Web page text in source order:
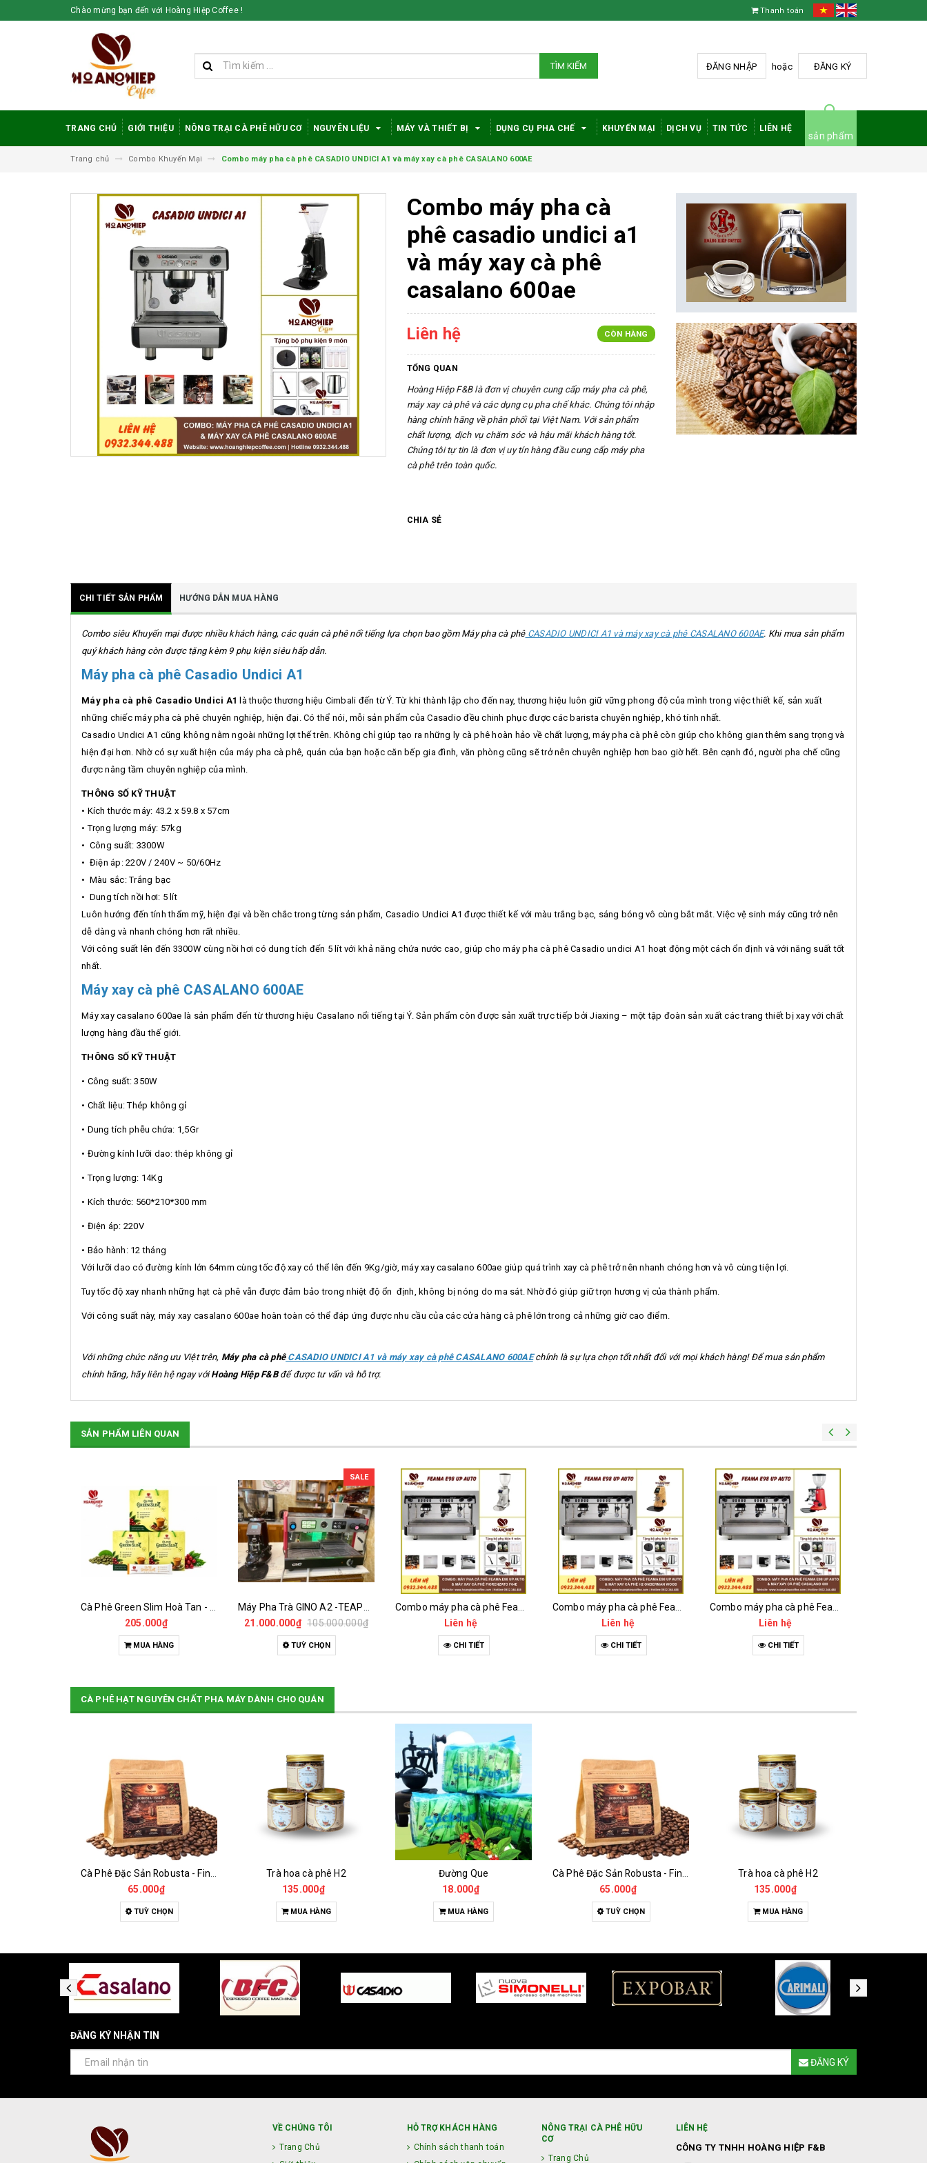
Chào mừng bạn đến với Hoàng Hiệp Coffee ! Thanh toán
TÌM KIẾM ĐĂNG NHẬP hoặc ĐĂNG KÝ
TRANG CHỦ GIỚI THIỆU NÔNG TRẠI CÀ PHÊ HỮU CƠ NGUYÊN LIỆU MÁY VÀ THIẾT BỊ DỤNG CỤ PHA CHẾ KHUYẾN MẠI DỊCH VỤ TIN TỨC LIÊN HỆ
sản phẩm
Trang chủ Combo Khuyến Mại Combo máy pha cà phê CASADIO UNDICI A1 và máy xay cà phê CASALANO 600AE
Combo máy pha cà
phê casadio undici a1
và máy xay cà phê
casalano 600ae
Liên hệ CÒN HÀNG
TỔNG QUAN
Hoàng Hiệp F&B là đơn vị chuyên cung cấp máy pha cà phê,
máy xay cà phê và các dụng cụ pha chế khác. Chúng tôi nhập
hàng chính hãng về phân phối tại Việt Nam. Với sản phẩm
chất lượng, dịch vụ chăm sóc và hậu mãi khách hàng tốt.
Chúng tôi tự tin là đơn vị uy tín hàng đầu cung cấp máy pha
cà phê trên toàn quốc.
CHIA SẺ
CHI TIẾT SẢN PHẨM HƯỚNG DẪN MUA HÀNG
Combo siêu Khuyến mại được nhiều khách hàng, các quán cà phê nổi tiếng lựa chọn bao gồm Máy pha cà phêCASADIO UNDICI A1 và máy xay cà phê CASALANO 600AE. Khi mua sản phẩm
quý khách hàng còn được tặng kèm 9 phụ kiện siêu hấp dẫn.
Máy pha cà phê Casadio Undici A1
Máy pha cà phê Casadio Undici A1 là thuộc thương hiệu Cimbali đến từ Ý. Từ khi thành lập cho đến nay, thương hiệu luôn giữ vững phong độ của mình trong việc thiết kế, sản xuất
những chiếc máy pha cà phê chuyên nghiệp, hiện đại. Có thể nói, mỗi sản phẩm của Casadio đều chinh phục được các barista chuyên nghiệp, khó tính nhất.
Casadio Undici A1 cũng không nằm ngoài những lợi thế trên. Không chỉ giúp tạo ra những ly cà phê hoàn hảo về chất lượng, máy pha cà phê còn giúp cho không gian thêm sang trọng và
hiện đại hơn. Nhờ có sự xuất hiện của máy pha cà phê, quán của bạn hoặc căn bếp gia đình, văn phòng cũng sẽ trở nên chuyên nghiệp hơn bao giờ hết. Bên cạnh đó, người pha chế cũng
được nâng tầm chuyên nghiệp của mình.
THÔNG SỐ KỸ THUẬT
• Kích thước máy: 43.2 x 59.8 x 57cm
• Trọng lượng máy: 57kg
• Công suất: 3300W
• Điện áp: 220V / 240V ~ 50/60Hz
• Màu sắc: Trắng bạc
• Dung tích nồi hơi: 5 lít
Luôn hướng đến tính thẩm mỹ, hiện đại và bền chắc trong từng sản phẩm, Casadio Undici A1 được thiết kế với màu trắng bạc, sáng bóng vô cùng bắt mắt. Việc vệ sinh máy cũng trở nên
dễ dàng và nhanh chóng hơn rất nhiều.
Với công suất lên đến 3300W cùng nồi hơi có dung tích đến 5 lít với khả năng chứa nước cao, giúp cho máy pha cà phê Casadio undici A1 hoạt động một cách ổn định và với năng suất tốt
nhất.
Máy xay cà phê CASALANO 600AE
Máy xay casalano 600ae là sản phẩm đến từ thương hiệu Casalano nổi tiếng tại Ý. Sản phẩm còn được sản xuất trực tiếp bởi Jiaxing – một tập đoàn sản xuất các trang thiết bị xay với chất
lượng hàng đầu thế giới.
THÔNG SỐ KỸ THUẬT
• Công suất: 350W
• Chất liệu: Thép không gỉ
• Dung tích phễu chứa: 1,5Gr
• Đường kính lưỡi dao: thép không gỉ
• Trọng lượng: 14Kg
• Kích thước: 560*210*300 mm
• Điện áp: 220V
• Bảo hành: 12 tháng
Với lưỡi dao có đường kính lớn 64mm cùng tốc độ xay có thể lên đến 9Kg/giờ, máy xay casalano 600ae giúp quá trình xay cà phê trở nên nhanh chóng hơn và vô cùng tiện lợi.
Tuy tốc độ xay nhanh những hạt cà phê vẫn được đảm bảo trong nhiệt độ ổn định, không bị nóng do ma sát. Nhờ đó giúp giữ trọn hương vị của thành phẩm.
Với công suất này, máy xay casalano 600ae hoàn toàn có thể đáp ứng được nhu cầu của các cửa hàng cà phê lớn trong cả những giờ cao điểm.
Với những chức năng ưu Việt trên, Máy pha cà phêCASADIO UNDICI A1 và máy xay cà phê CASALANO 600AEchính là sự lựa chọn tốt nhất đối với mọi khách hàng! Để mua sản phẩm
chính hãng, hãy liên hệ ngay vớiHoàng Hiệp F&Bđể được tư vấn và hỗ trợ.
SẢN PHẨM LIÊN QUAN
Máy Pha Trà GINO A2 -TEAPRESSO - MÁY ĐÃ QUA SỬ DỤNG
21.000.000₫ 105.000.000₫
TUỲ CHỌN
Combo máy pha cà phê Feama E98 Up Auto và máy xay cà phê Fiorenzato F64E
Liên hệ
CHI TIẾT
Liên hệ
CHI TIẾT
Liên hệ
CHI TIẾT
Liên hệ
CHI TIẾT
CÀ PHÊ HẠT NGUYÊN CHẤT PHA MÁY DÀNH CHO QUÁN
Trà hoa cà phê H2
135.000₫
MUA HÀNG
Đường Que
18.000₫
MUA HÀNG
65.000₫
TUỲ CHỌN
Trà hoa cà phê H2
135.000₫
MUA HÀNG
Đường Que
18.000₫
MUA HÀNG
ĐĂNG KÝ NHẬN TIN
ĐĂNG KÝ
VỀ CHÚNG TÔI
Trang Chủ
HỖ TRỢ KHÁCH HÀNG
Chính sách thanh toán
NÔNG TRẠI CÀ PHÊ HỮU
CƠ
Trang Chủ
LIÊN HỆ
CÔNG TY TNHH HOÀNG HIỆP F&B